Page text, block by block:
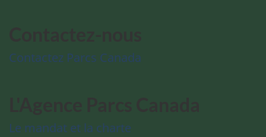
Contactez Parcs Canada
Le mandat et la charte